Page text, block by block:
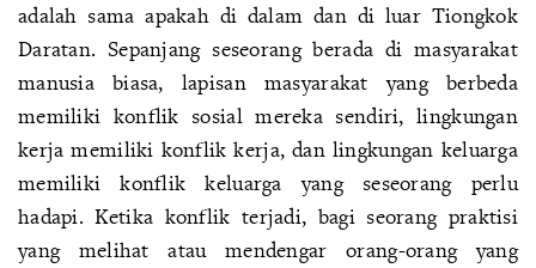
adalah sama apakah di dalam dan di luar Tiongkok
Daratan. Sepanjang seseorang berada di masyarakat
manusia biasa, lapisan masyarakat yang berbeda
memiliki konflik sosial mereka sendiri, lingkungan
kerja memiliki konflik kerja, dan lingkungan keluarga
memiliki konflik keluarga yang seseorang perlu
hadapi. Ketika konflik terjadi, bagi seorang praktisi
yang melihat atau mendengar orang-orang yang